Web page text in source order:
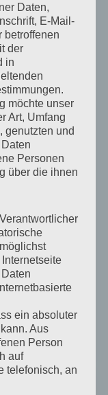
| SPK |
der
mit
BLS )
Daten,
E-Mail-
betroffenen
der
in
möchte unser
Art, Umfang
genutzten und
Personen
über die ihnen
ein absoluter
Aus
Person
auf
telefonisch, an